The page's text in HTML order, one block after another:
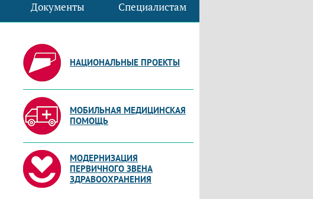
Документы Специалистам
НАЦИОНАЛЬНЫЕ ПРОЕКТЫ
МОБИЛЬНАЯ МЕДИЦИНСКАЯ
ПОМОЩЬ
МОДЕРНИЗАЦИЯ
ПЕРВИЧНОГО ЗВЕНА
ЗДРАВООХРАНЕНИЯ